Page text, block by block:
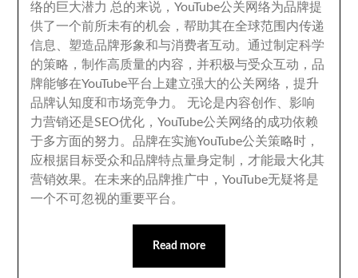
络的巨大潜力 总的来说 ，YouTube公关网络为品牌提
供了一个前所未有的机会 ，帮助其在全球范围内传递
信息
塑造品牌形象和与消费者互动。通过制定科学
的策略 ，制作高质量的内容 ， 并积极与受众互动 ，品
牌能够在YouTube平台上建立强大的公关网络 ，提升
品牌认知度和市场竞争力 。 无论是内容创作
影响
力营销还是SEO优化 ，YouTube公关网络的成功依赖
于多方面的努力 。品牌在实施YouTube公关策略时 ，
应根据目标受众和品牌特点量身定制
， 才能最大化其
营销效果。在未来的品牌推广中 ，YouTube无疑将是
一个不可忽视的重要平台 。
Read more